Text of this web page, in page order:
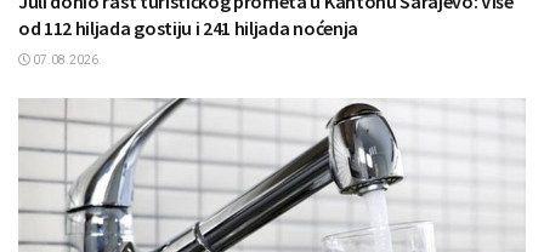
od 112 hiljada gostiju i 241 hiljada noćenja
07.08.2026.